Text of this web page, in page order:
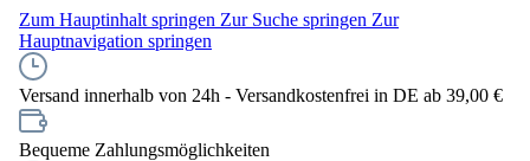
Zum Hauptinhalt springen Zur Suche springen Zur
Hauptnavigation springen
Versand innerhalb von 24h - Versandkostenfrei in DE ab 39,00 €
Bequeme Zahlungsmöglichkeiten